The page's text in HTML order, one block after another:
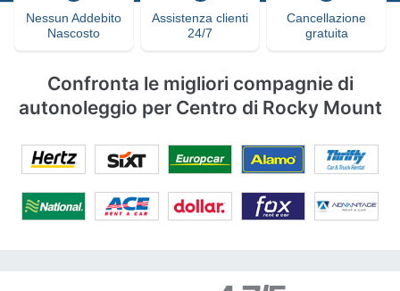
Nessun Addebito
Nascosto
Assistenza clienti
24/7
Cancellazione
gratuita
Confronta le migliori compagnie di
autonoleggio per Centro di Rocky Mount